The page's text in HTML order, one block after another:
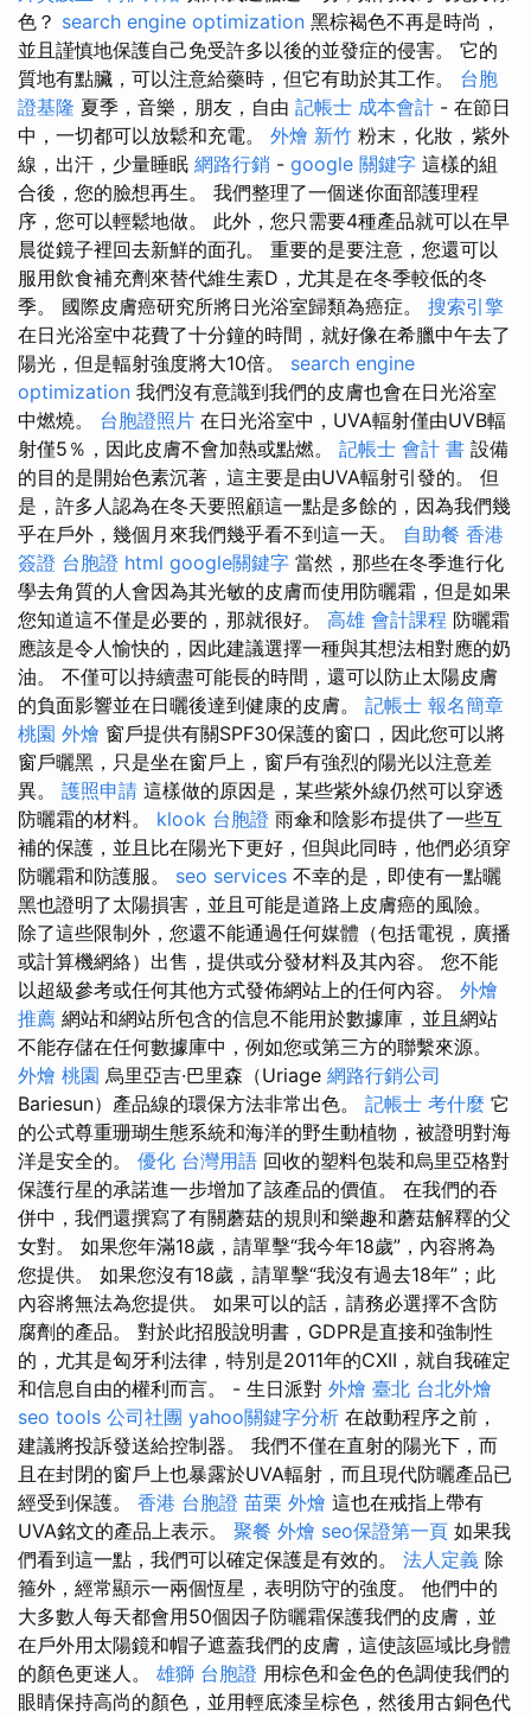
色？ search engine optimization 黑棕褐色不再是時尚，
並且謹慎地保護自己免受許多以後的並發症的侵害。 它的
質地有點臟，可以注意給藥時，但它有助於其工作。 台胞
證基隆 夏季，音樂，朋友，自由 記帳士 成本會計 - 在節日
中，一切都可以放鬆和充電。 外燴 新竹 粉末，化妝，紫外
線，出汗，少量睡眠 網路行銷 - google 關鍵字 這樣的組
合後，您的臉想再生。 我們整理了一個迷你面部護理程
序，您可以輕鬆地做。 此外，您只需要4種產品就可以在早
晨從鏡子裡回去新鮮的面孔。 重要的是要注意，您還可以
服用飲食補充劑來替代維生素D，尤其是在冬季較低的冬
季。 國際皮膚癌研究所將日光浴室歸類為癌症。 搜索引擎
在日光浴室中花費了十分鐘的時間，就好像在希臘中午去了
陽光，但是輻射強度將大10倍。 search engine
optimization 我們沒有意識到我們的皮膚也會在日光浴室
中燃燒。 台胞證照片 在日光浴室中，UVA輻射僅由UVB輻
射僅5％，因此皮膚不會加熱或點燃。 記帳士 會計 書 設備
的目的是開始色素沉著，這主要是由UVA輻射引發的。 但
是，許多人認為在冬天要照顧這一點是多餘的，因為我們幾
乎在戶外，幾個月來我們幾乎看不到這一天。 自助餐 香港
簽證 台胞證 html google關鍵字 當然，那些在冬季進行化
學去角質的人會因為其光敏的皮膚而使用防曬霜，但是如果
您知道這不僅是必要的，那就很好。 高雄 會計課程 防曬霜
應該是令人愉快的，因此建議選擇一種與其想法相對應的奶
油。 不僅可以持續盡可能長的時間，還可以防止太陽皮膚
的負面影響並在日曬後達到健康的皮膚。 記帳士 報名簡章
桃園 外燴 窗戶提供有關SPF30保護的窗口，因此您可以將
窗戶曬黑，只是坐在窗戶上，窗戶有強烈的陽光以注意差
異。 護照申請 這樣做的原因是，某些紫外線仍然可以穿透
防曬霜的材料。 klook 台胞證 雨傘和陰影布提供了一些互
補的保護，並且比在陽光下更好，但與此同時，他們必須穿
防曬霜和防護服。 seo services 不幸的是，即使有一點曬
黑也證明了太陽損害，並且可能是道路上皮膚癌的風險。
除了這些限制外，您還不能通過任何媒體（包括電視，廣播
或計算機網絡）出售，提供或分發材料及其內容。 您不能
以超級參考或任何其他方式發佈網站上的任何內容。 外燴
推薦 網站和網站所包含的信息不能用於數據庫，並且網站
不能存儲在任何數據庫中，例如您或第三方的聯繫來源。
外燴 桃園 烏里亞吉·巴里森（Uriage 網路行銷公司
Bariesun）產品線的環保方法非常出色。 記帳士 考什麼 它
的公式尊重珊瑚生態系統和海洋的野生動植物，被證明對海
洋是安全的。 優化 台灣用語 回收的塑料包裝和烏里亞格對
保護行星的承諾進一步增加了該產品的價值。 在我們的吞
併中，我們還撰寫了有關蘑菇的規則和樂趣和蘑菇解釋的父
女對。 如果您年滿18歲，請單擊“我今年18歲”，內容將為
您提供。 如果您沒有18歲，請單擊“我沒有過去18年”；此
內容將無法為您提供。 如果可以的話，請務必選擇不含防
腐劑的產品。 對於此招股說明書，GDPR是直接和強制性
的，尤其是匈牙利法律，特別是2011年的CXII，就自我確定
和信息自由的權利而言。 - 生日派對 外燴 臺北 台北外燴
seo tools 公司社團 yahoo關鍵字分析 在啟動程序之前，
建議將投訴發送給控制器。 我們不僅在直射的陽光下，而
且在封閉的窗戶上也暴露於UVA輻射，而且現代防曬產品已
經受到保護。 香港 台胞證 苗栗 外燴 這也在戒指上帶有
UVA銘文的產品上表示。 聚餐 外燴 seo保證第一頁 如果我
們看到這一點，我們可以確定保護是有效的。 法人定義 除
箍外，經常顯示一兩個恆星，表明防守的強度。 他們中的
大多數人每天都會用50個因子防曬霜保護我們的皮膚，並
在戶外用太陽鏡和帽子遮蓋我們的皮膚，這使該區域比身體
的顏色更迷人。 雄獅 台胞證 用棕色和金色的色調使我們的
眼睛保持高尚的顏色，並用輕底漆呈棕色，然後用古銅色代